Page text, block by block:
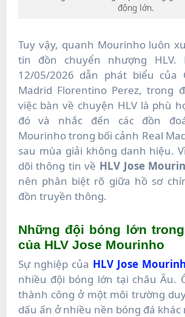
động lớn.
Tuy vậy, quanh Mourinho luôn
tin đồn chuyển nhượng HLV.
12/05/2026 dẫn phát biểu của
Madrid Florentino Perez, trong
việc bàn về chuyện HLV là phù
đó và nhắc đến các đồn
Mourinho trong bối cảnh Real
sau mùa giải không danh hiệu.
dõi thông tin về HLV Jose
nên phân biệt rõ giữa hồ sơ
đồn truyền thông.
Những đội bóng lớn
của HLV Jose Mourinho
Sự nghiệp của HLV Jose
nhiều đội bóng lớn tại châu Âu.
thành công ở một môi trường
dấu ấn ở nhiều nền bóng đá khác